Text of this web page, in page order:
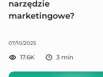
narzędzie
marketingowe?
07/10/2025
17.6K 3 min